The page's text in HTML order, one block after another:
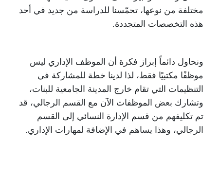
مختلفة من نوعها، تحمّسنا للدراسة من جديد في أحد
هذه التخصصات المتجددة.
ونحاول دائماً إبراز فكرة أن الموظف الإداري ليس
موظفًا مكتبيًا فقط، لذا لدينا خطة للمشاركة في
التنظيمات التي تقام خارج المدينة الجامعية للبنات،
وتشارك بعض الموظفات الآن مع القسم الرجالي، قد
تم تكليفهم من قسم الإدارة النسائي إلى القسم
الرجالي، وهذا يساهم في الإضافة لمهارات الإداري.